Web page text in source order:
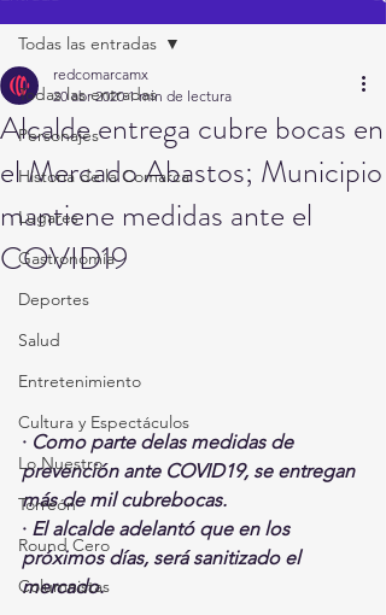
Todas las entradas
Personajes
Historia de la Comarca
Lugares
Gastronomía
Deportes
Salud
Entretenimiento
Cultura y Espectáculos
Lo Nuestro
Torreón
Round Cero
Columnistas
Todas las entradas
Alcalde entrega cubre bocas en
el Mercado Abastos; Municipio
mantiene medidas ante el
COVID19
redcomarcamx
20 abr 2020 1 min de lectura
· Como parte delas medidas de
prevención ante COVID19, se entregan
más de mil cubrebocas.
· El alcalde adelantó que en los
próximos días, será sanitizado el
mercado.